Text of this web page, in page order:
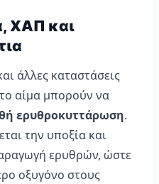
ΧΑΠ και
άλλες καταστάσεις
αίμα μπορούν να
ερυθροκυττάρωση.
την υποξία και
ερυθρών, ώστε
οξυγόνο στους